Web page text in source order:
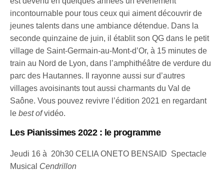
incontournable pour tous ceux qui aiment découvrir de
jeunes talents dans une ambiance détendue. Dans la
seconde quinzaine de juin, il établit son QG dans le petit
village de Saint-Germain-au-Mont-d’Or, à 15 minutes de
train au Nord de Lyon, dans l’amphithéâtre de verdure du
parc des Hautannes. Il rayonne aussi sur d’autres
villages avoisinants tout aussi charmants du Val de
Saône. Vous pouvez revivre l’édition 2021 en regardant
le best ofvidéo.
Les Pianissimes 2022 : le programme
Jeudi 16 à 20h30 CELIA ONETO BENSAID Spectacle
Musical Cendrillon